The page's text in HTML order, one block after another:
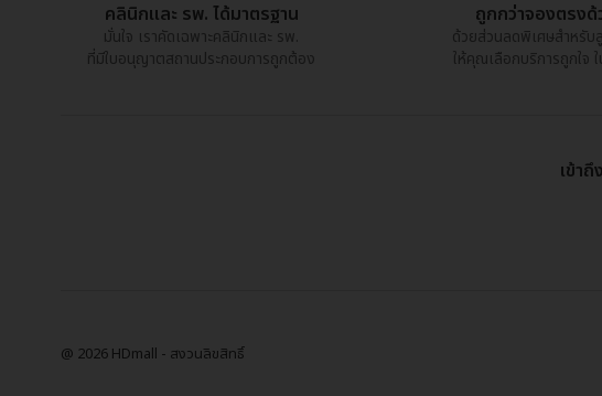
คลินิกและ รพ. ได้มาตรฐาน
มั่นใจ เราคัดเฉพาะคลินิกและ รพ.
ที่มีใบอนุญาตสถานประกอบการถูกต้อง
ถูกกว่าจองตรงด้
ด้วยส่วนลดพิเศษสำหรั
ให้คุณเลือกบริการถูกใจ
เข้า
@ 2026 HDmall - สงวนลิขสิทธิ์